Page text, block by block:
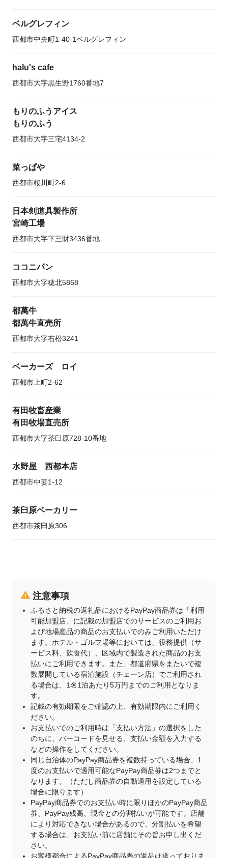
ベルグレフィン
西都市中央町1-40-1ベルグレフィン
halu's cafe
西都市大字黒生野1760番地7
もりのふうアイス
もりのふう
西都市大字三宅4134-2
菜っぱや
西都市桜川町2-6
日本剣道具製作所
宮崎工場
西都市大字下三財3436番地
ココニパン
西都市大字穂北5868
都萬牛
都萬牛直売所
西都市大字右松3241
ベーカーズ ロイ
西都市上町2-62
有田牧畜産業
有田牧場直売所
西都市大字茶臼原728-10番地
水野屋 西都本店
西都市中妻1-12
茶臼原ベーカリー
西都市茶臼原306
注意事項
ふるさと納税の返礼品におけるPayPay商品券は「利用
可能加盟店」に記載の加盟店でのサービスのご利用お
よび地場産品の商品のお支払いでのみご利用いただけ
ます。ホテル・ゴルフ場等においては、役務提供（サ
ービス料、飲食代）、区域内で製造された商品のお支
払いにご利用できます。また、都道府県をまたいで複
数展開している宿泊施設（チェーン店）でご利用され
る場合は、1名1泊あたり5万円までのご利用となりま
す。
記載の有効期限をご確認の上、有効期限内にご利用く
ださい。
お支払いでのご利用時は「支払い方法」の選択をした
のちに、バーコードを見せる、支払い金額を入力する
などの操作をしてください。
同じ自治体のPayPay商品券を複数持っている場合、1
度のお支払いで適用可能なPayPay商品券は2つまでと
なります。（ただし商品券の自動適用を設定している
場合に限ります）
PayPay商品券でのお支払い時に限りほかのPayPay商品
券、PayPay残高、現金との分割払いが可能です。店舗
により対応できない場合があるので、分割払いを希望
する場合は、お支払い前に店舗にその旨お申し出くだ
さい。
お客様都合によるPayPay商品券の返品は承っておりま